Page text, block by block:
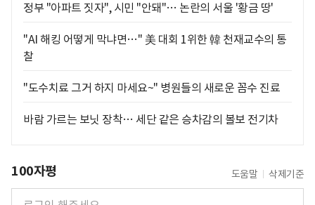
정부 "아파트 짓자", 시민 "안돼"… 논란의 서울 '황금 땅'
"AI 해킹 어떻게 막냐면…" 美 대회 1위한 韓 천재교수의 통
찰
"도수치료 그거 하지 마세요~" 병원들의 새로운 꼼수 진료
바람 가르는 보닛 장착… 세단 같은 승차감의 볼보 전기차
100자평 도움말 삭제기준